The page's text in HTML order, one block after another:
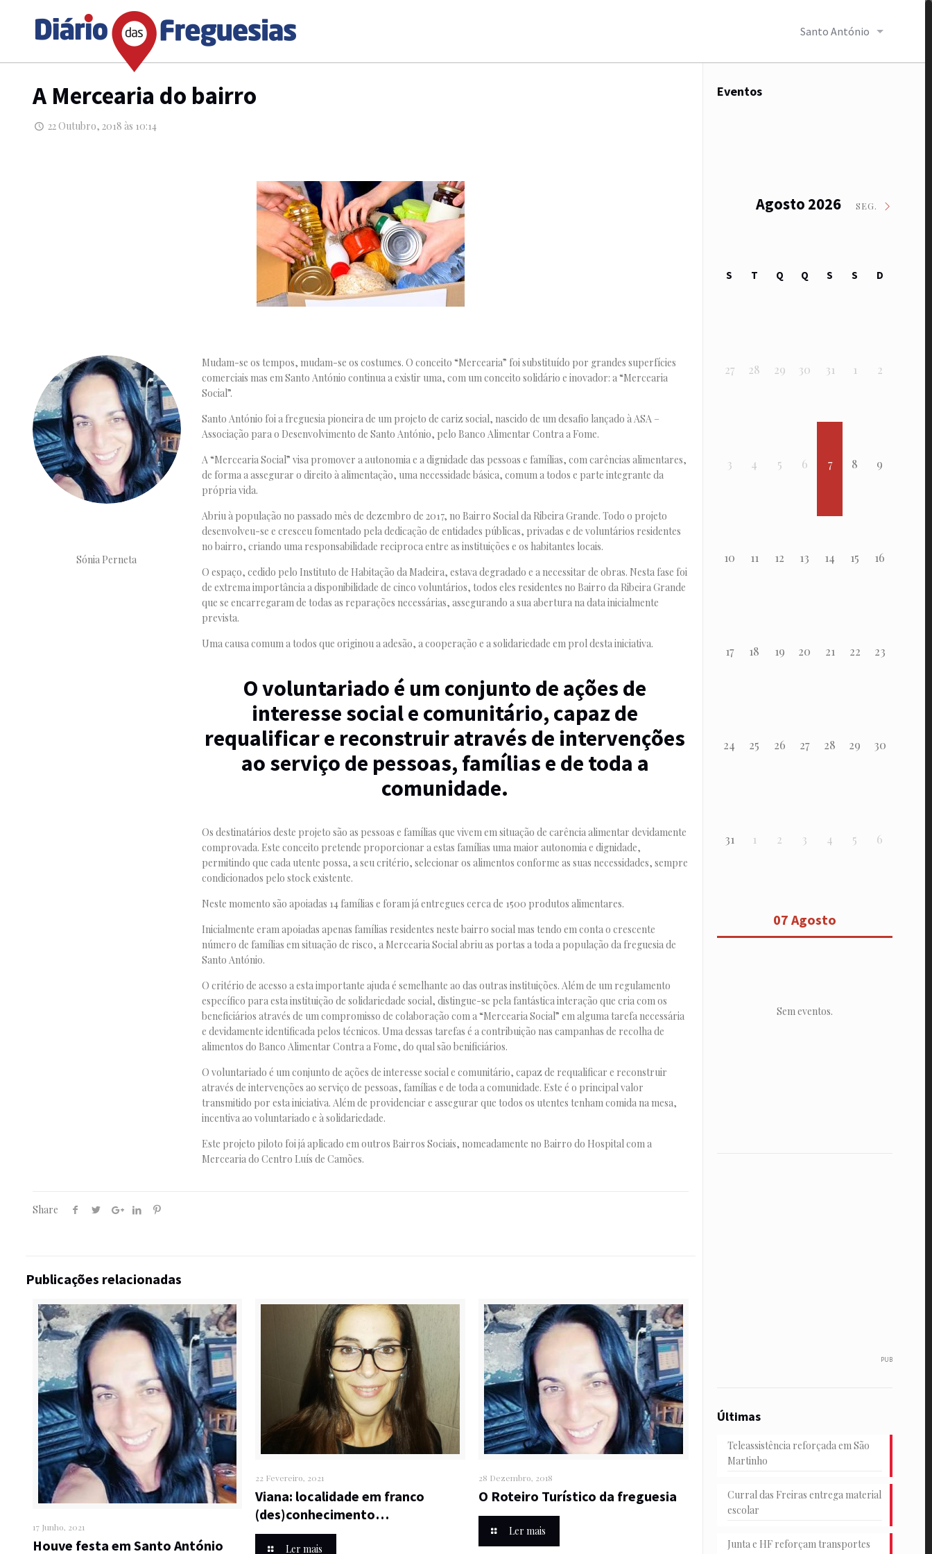
Santo António
A Mercearia do bairro
22 Outubro, 2018 às 10:14
Sónia Perneta
Mudam-se os tempos, mudam-se os costumes. O conceito “Mercearia” foi substituído por grandes superfícies
comerciais mas em Santo António continua a existir uma, com um conceito solidário e inovador: a “Mercearia
Social”.
Santo António foi a freguesia pioneira de um projeto de cariz social, nascido de um desafio lançado à ASA –
Associação para o Desenvolvimento de Santo António, pelo Banco Alimentar Contra a Fome.
A “Mercearia Social” visa promover a autonomia e a dignidade das pessoas e famílias, com carências alimentares,
de forma a assegurar o direito à alimentação, uma necessidade básica, comum a todos e parte integrante da
própria vida.
Abriu à população no passado mês de dezembro de 2017, no Bairro Social da Ribeira Grande. Todo o projeto
desenvolveu-se e cresceu fomentado pela dedicação de entidades públicas, privadas e de voluntários residentes
no bairro, criando uma responsabilidade reciproca entre as instituições e os habitantes locais.
O espaço, cedido pelo Instituto de Habitação da Madeira, estava degradado e a necessitar de obras. Nesta fase foi
de extrema importância a disponibilidade de cinco voluntários, todos eles residentes no Bairro da Ribeira Grande
que se encarregaram de todas as reparações necessárias, assegurando a sua abertura na data inicialmente
prevista.
Uma causa comum a todos que originou a adesão, a cooperação e a solidariedade em prol desta iniciativa.
O voluntariado é um conjunto de ações de
interesse social e comunitário, capaz de
requalificar e reconstruir através de intervenções
ao serviço de pessoas, famílias e de toda a
comunidade.
Os destinatários deste projeto são as pessoas e famílias que vivem em situação de carência alimentar devidamente
comprovada. Este conceito pretende proporcionar a estas famílias uma maior autonomia e dignidade,
permitindo que cada utente possa, a seu critério, selecionar os alimentos conforme as suas necessidades, sempre
condicionados pelo stock existente.
Neste momento são apoiadas 14 famílias e foram já entregues cerca de 1500 produtos alimentares.
Inicialmente eram apoiadas apenas famílias residentes neste bairro social mas tendo em conta o crescente
número de famílias em situação de risco, a Mercearia Social abriu as portas a toda a população da freguesia de
Santo António.
O critério de acesso a esta importante ajuda é semelhante ao das outras instituições. Além de um regulamento
específico para esta instituição de solidariedade social, distingue-se pela fantástica interação que cria com os
beneficiários através de um compromisso de colaboração com a “Mercearia Social” em alguma tarefa necessária
e devidamente identificada pelos técnicos. Uma dessas tarefas é a contribuição nas campanhas de recolha de
alimentos do Banco Alimentar Contra a Fome, do qual são benificiários.
O voluntariado é um conjunto de ações de interesse social e comunitário, capaz de requalificar e reconstruir
através de intervenções ao serviço de pessoas, famílias e de toda a comunidade. Este é o principal valor
transmitido por esta iniciativa. Além de providenciar e assegurar que todos os utentes tenham comida na mesa,
incentiva ao voluntariado e à solidariedade.
Este projeto piloto foi já aplicado em outros Bairros Sociais, nomeadamente no Bairro do Hospital com a
Mercearia do Centro Luís de Camões.
Share
Publicações relacionadas
17 Junho, 2021
Houve festa em Santo António
22 Fevereiro, 2021
Viana: localidade em franco
(des)conhecimento…
Ler mais
28 Dezembro, 2018
O Roteiro Turístico da freguesia
Ler mais
Eventos
Agosto 2026 SEG.
S T Q Q S S D
27 28 29 30 31 1 2
3 4 5 6 7 8 9
10 11 12 13 14 15 16
17 18 19 20 21 22 23
24 25 26 27 28 29 30
31 1 2 3 4 5 6
07 Agosto
Sem eventos.
PUB
Últimas
Teleassistência reforçada em São
Martinho
Curral das Freiras entrega material
escolar
Junta e HF reforçam transportes